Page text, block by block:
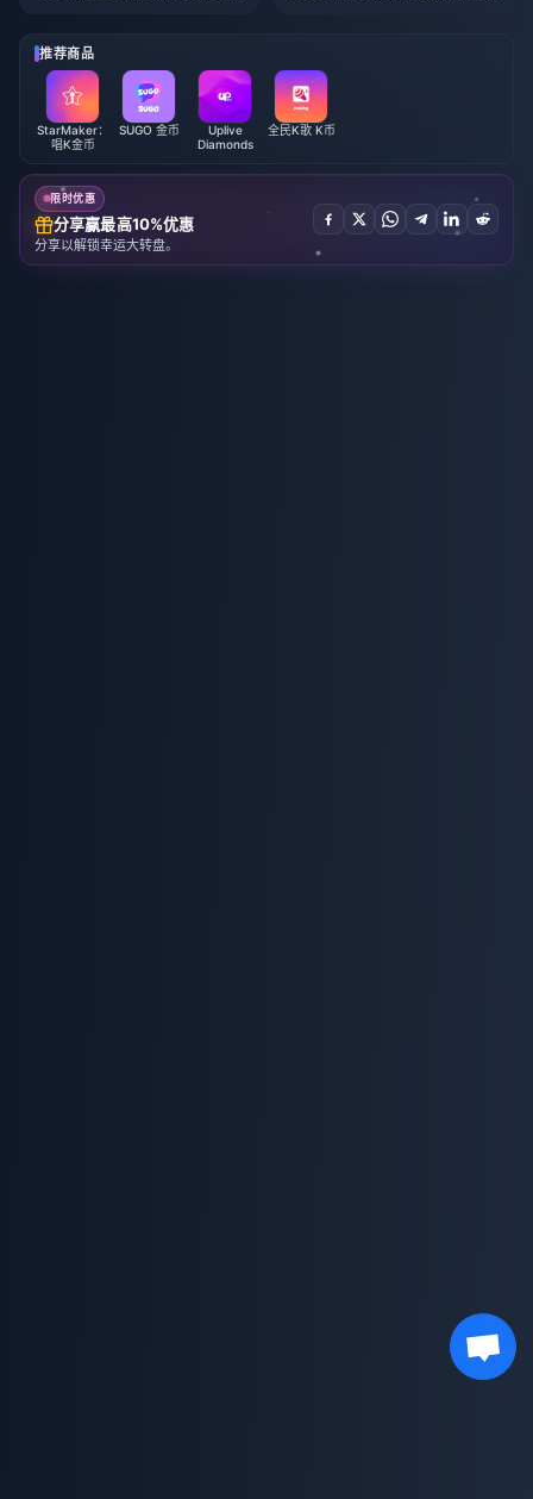
推荐商品
StarMaker：
唱K金币
SUGO 金币
Uplive
Diamonds
全民K歌 K币
限时优惠
分享赢最高10%优惠
分享以解锁幸运大转盘。